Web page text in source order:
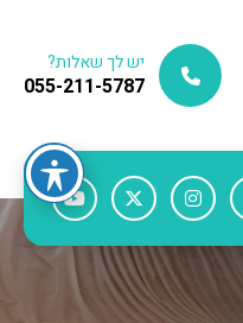
יש לך שאלות?
055-211-5787